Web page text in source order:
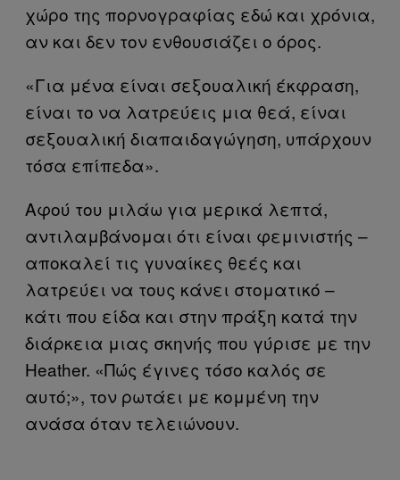
χώρο της πορνογραφίας εδώ και χρόνια,
αν και δεν τον ενθουσιάζει ο όρος.
«Για μένα είναι σεξουαλική έκφραση,
είναι το να λατρεύεις μια θεά, είναι
σεξουαλική διαπαιδαγώγηση, υπάρχουν
τόσα επίπεδα».
Αφού του μιλάω για μερικά λεπτά,
αντιλαμβάνομαι ότι είναι φεμινιστής –
αποκαλεί τις γυναίκες θεές και
λατρεύει να τους κάνει στοματικό –
κάτι που είδα και στην πράξη κατά την
διάρκεια μιας σκηνής που γύρισε με την
Heather. «Πώς έγινες τόσο καλός σε
αυτό;», τον ρωτάει με κομμένη την
ανάσα όταν τελειώνουν.